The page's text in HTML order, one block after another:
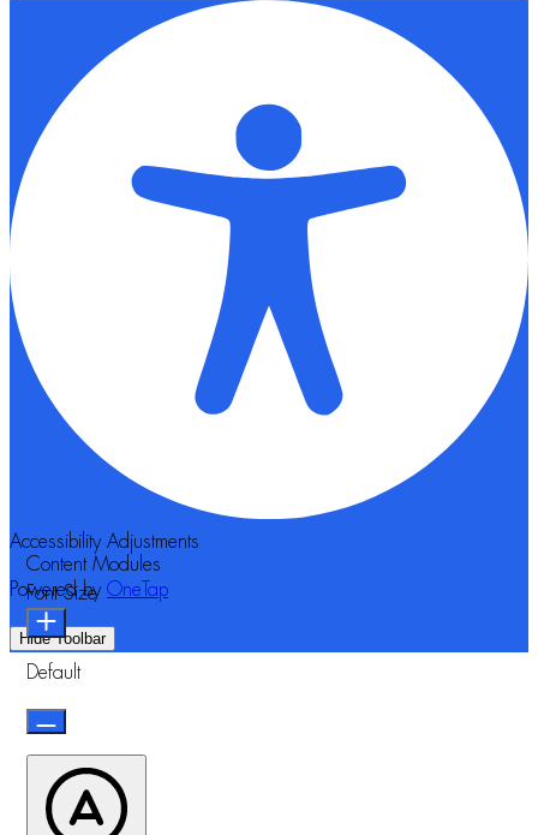
Accessibility Adjustments
Powered by OneTap
Hide Toolbar
Content Modules
Font Size
Default